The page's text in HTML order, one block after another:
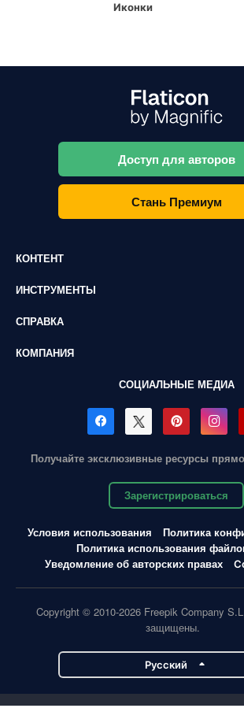
Иконки
Доступ для авторов
Стань Премиум
КОНТЕНТ
ИНСТРУМЕНТЫ
СПРАВКА
КОМПАНИЯ
СОЦИАЛЬНЫЕ МЕДИА
Получайте эксклюзивные ресурсы
Зарегистрироваться
Условия использования
Политика
Политика использования
Уведомление об авторских правах
Copyright © 2010-2026 Freepik Company
защищены.
Pусский